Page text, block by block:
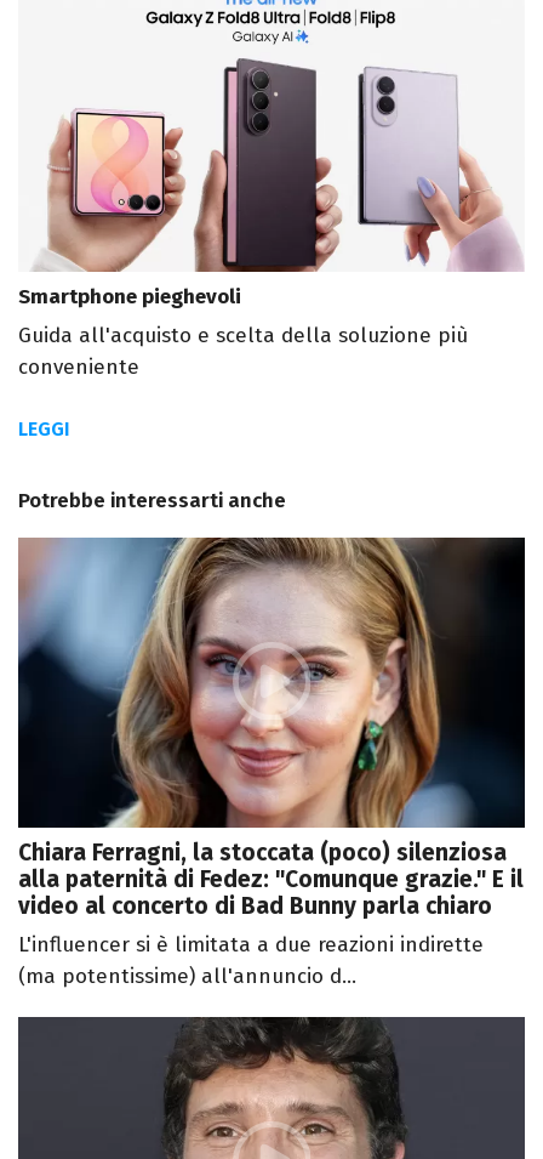
Smartphone pieghevoli
Guida all'acquisto e scelta della soluzione più
conveniente
LEGGI
Potrebbe interessarti anche
Chiara Ferragni, la stoccata (poco) silenziosa
alla paternità di Fedez: "Comunque grazie." E il
video al concerto di Bad Bunny parla chiaro
L'influencer si è limitata a due reazioni indirette
(ma potentissime) all'annuncio d...